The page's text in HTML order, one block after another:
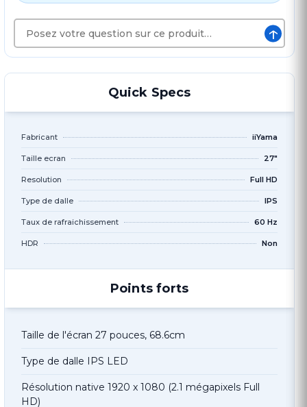
↑
Quick Specs
Fabricant iiYama
Taille ecran 27"
Resolution Full HD
Type de dalle IPS
Taux de rafraichissement 60 Hz
HDR Non
Points forts
Taille de l'écran 27 pouces, 68.6cm
Type de dalle IPS LED
Résolution native 1920 x 1080 (2.1 mégapixels Full
HD)